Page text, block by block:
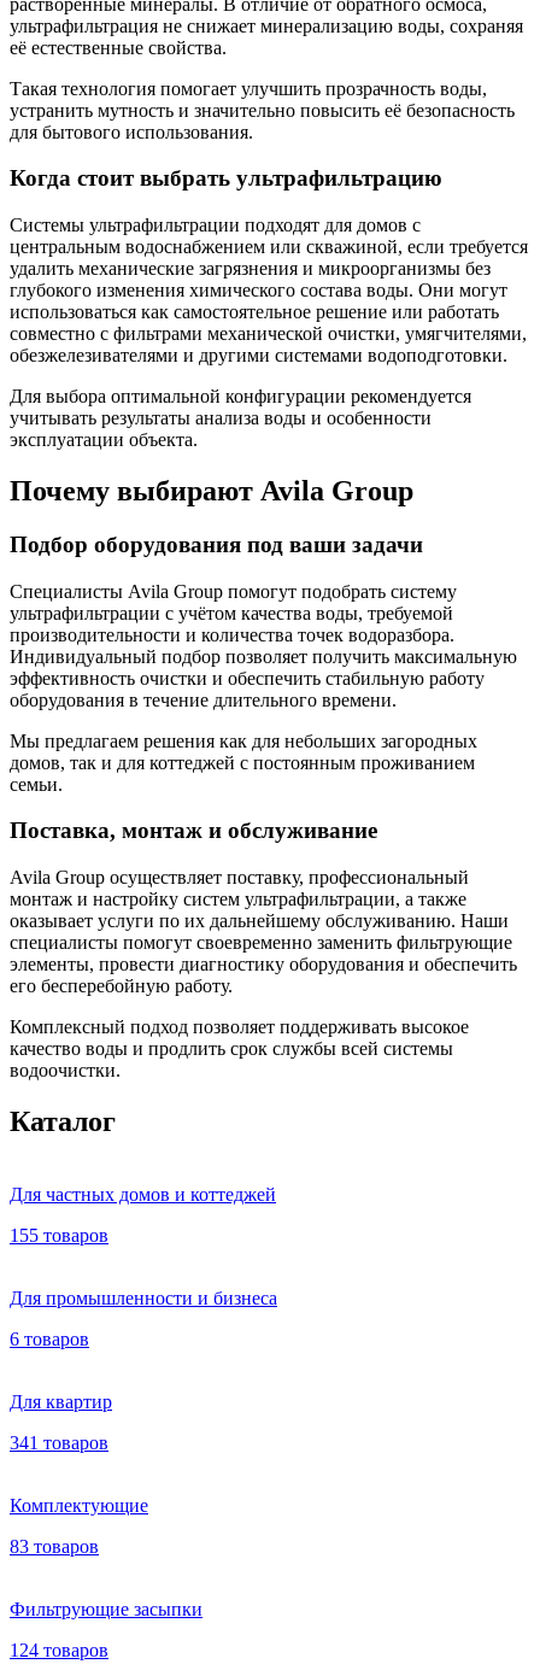
ультрафильтрация не снижает минерализацию воды, сохраняя
её естественные свойства.
Такая технология помогает улучшить прозрачность воды,
устранить мутность и значительно повысить её безопасность
для бытового использования.
Когда стоит выбрать ультрафильтрацию
Системы ультрафильтрации подходят для домов с
центральным водоснабжением или скважиной, если требуется
удалить механические загрязнения и микроорганизмы без
глубокого изменения химического состава воды. Они могут
использоваться как самостоятельное решение или работать
совместно с фильтрами механической очистки, умягчителями,
обезжелезивателями и другими системами водоподготовки.
Для выбора оптимальной конфигурации рекомендуется
учитывать результаты анализа воды и особенности
эксплуатации объекта.
Почему выбирают Avila Group
Подбор оборудования под ваши задачи
Специалисты Avila Group помогут подобрать систему
ультрафильтрации с учётом качества воды, требуемой
производительности и количества точек водоразбора.
Индивидуальный подбор позволяет получить максимальную
эффективность очистки и обеспечить стабильную работу
оборудования в течение длительного времени.
Мы предлагаем решения как для небольших загородных
домов, так и для коттеджей с постоянным проживанием
семьи.
Поставка, монтаж и обслуживание
Avila Group осуществляет поставку, профессиональный
монтаж и настройку систем ультрафильтрации, а также
оказывает услуги по их дальнейшему обслуживанию. Наши
специалисты помогут своевременно заменить фильтрующие
элементы, провести диагностику оборудования и обеспечить
его бесперебойную работу.
Комплексный подход позволяет поддерживать высокое
качество воды и продлить срок службы всей системы
водоочистки.
Каталог
Для частных домов и коттеджей
155 товаров
Для промышленности и бизнеса
6 товаров
Для квартир
341 товаров
Комплектующие
83 товаров
Фильтрующие засыпки
124 товаров